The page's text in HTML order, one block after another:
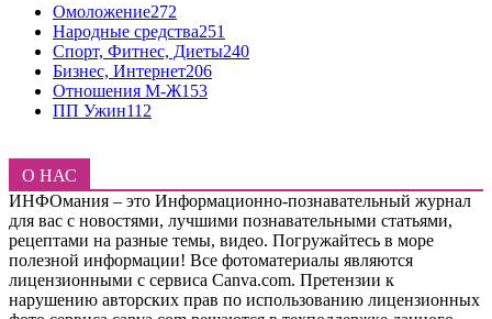
Омоложение272
Народные средства251
Спорт, Фитнес, Диеты240
Бизнес, Интернет206
Отношения М-Ж153
ПП Ужин112
О НАС
ИНФОмания – это Информационно-познавательный журнал
для вас с новостями, лучшими познавательными статьями,
рецептами на разные темы, видео. Погружайтесь в море
полезной информации! Все фотоматериалы являются
лицензионными с сервиса Canva.com. Претензии к
нарушению авторских прав по использованию лицензионных